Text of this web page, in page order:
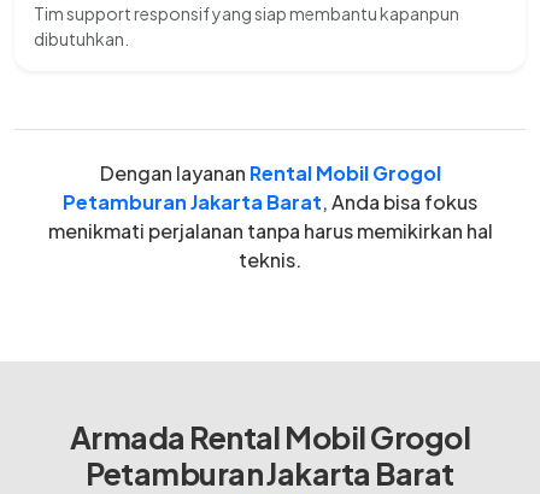
Tim support responsif yang siap membantu kapanpun
dibutuhkan.
Dengan layanan Rental Mobil Grogol
Petamburan Jakarta Barat, Anda bisa fokus
menikmati perjalanan tanpa harus memikirkan hal
teknis.
Armada Rental Mobil Grogol
Petamburan Jakarta Barat